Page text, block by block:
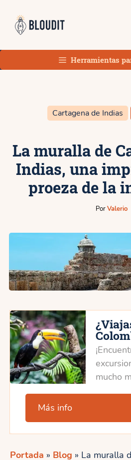
contenido
Herramientas
Cartagena de Indias
La muralla de
Indias, una
proeza de la
PorValerio
mucho
Más info
Portada » Blog » La muralla